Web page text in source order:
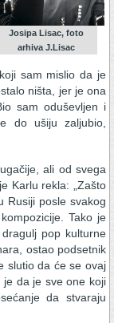
Josipa Lisac, foto
arhiva J.Lisac
sam mislio da je
ništa, jer je ona
sam oduševljen i
do ušiju zaljubio,
ali od svega
Karlu rekla: „Zašto
Rusiji posle svakog
Tako je
pop kulturne
ostao podsetnik
slutio da će se ovaj
je da je sve one koji
da stvaraju